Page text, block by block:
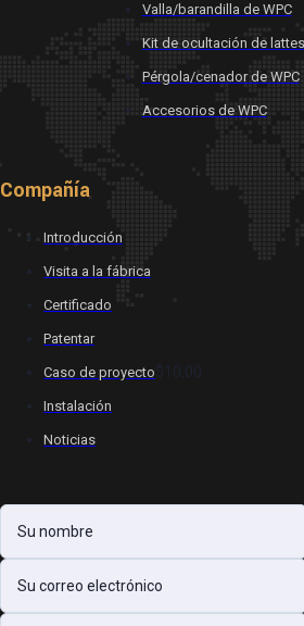
Valla/barandilla de WPC
Kit de ocultación de
Pérgola/cenador de WPC
Accesorios de WPC
Compañía
Introducción
Visita a la fábrica
Certificado
Patentar
Caso de proyecto$10.00
Instalación
Noticias